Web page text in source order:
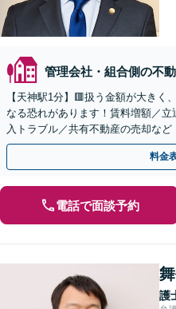
管理会社・組合側の不
【天神駅1分】🟥扱う金額が大きく
なる恐れがあります！賃料増額／
入トラブル／共有不動産の売却な
利益を最優先に、迅速・円滑に解
料金
電話で面談予約
護